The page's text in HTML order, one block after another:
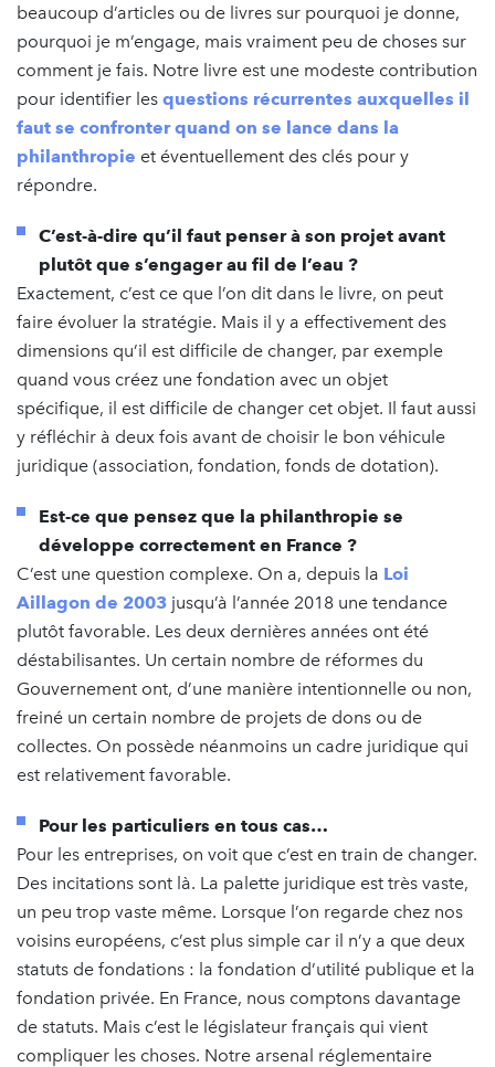
beaucoup d’articles ou de livres sur pourquoi je donne,
pourquoi je m’engage, mais vraiment peu de choses sur
comment je fais. Notre livre est une modeste contribution
pour identifier les questions récurrentes auxquelles il
faut se confronter quand on se lance dans la
philanthropie et éventuellement des clés pour y
répondre.
C’est-à-dire qu’il faut penser à son projet avant
plutôt que s’engager au fil de l’eau ?
Exactement, c’est ce que l’on dit dans le livre, on peut
faire évoluer la stratégie. Mais il y a effectivement des
dimensions qu’il est difficile de changer, par exemple
quand vous créez une fondation avec un objet
spécifique, il est difficile de changer cet objet. Il faut aussi
y réfléchir à deux fois avant de choisir le bon véhicule
juridique (association, fondation, fonds de dotation).
Est-ce que pensez que la philanthropie se
développe correctement en France ?
C’est une question complexe. On a, depuis la Loi
Aillagon de 2003 jusqu’à l’année 2018 une tendance
plutôt favorable. Les deux dernières années ont été
déstabilisantes. Un certain nombre de réformes du
Gouvernement ont, d’une manière intentionnelle ou non,
freiné un certain nombre de projets de dons ou de
collectes. On possède néanmoins un cadre juridique qui
est relativement favorable.
Pour les particuliers en tous cas…
Pour les entreprises, on voit que c’est en train de changer.
Des incitations sont là. La palette juridique est très vaste,
un peu trop vaste même. Lorsque l’on regarde chez nos
voisins européens, c’est plus simple car il n’y a que deux
statuts de fondations : la fondation d’utilité publique et la
fondation privée. En France, nous comptons davantage
de statuts. Mais c’est le législateur français qui vient
compliquer les choses. Notre arsenal réglementaire